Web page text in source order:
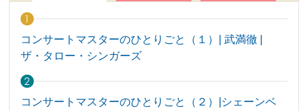
コンサートマスターのひとりごと（１）| 武満徹 |
ザ・タロー・シンガーズ
コンサートマスターのひとりごと（２）|シェーンベ